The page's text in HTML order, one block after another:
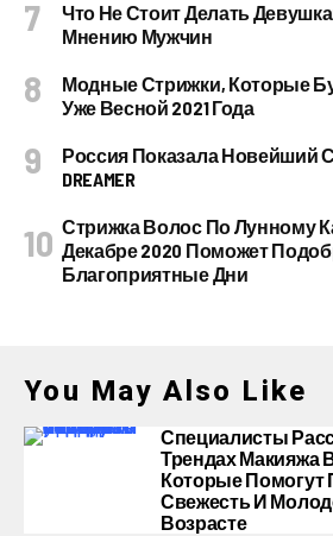
Что Не Стоит Делать
Мнению Мужчин
Модные Стрижки, Которые
Уже Весной 2021 Года
Россия Показала Новейший
DREAMER
Стрижка Волос По Лунному
Декабре 2020 Поможет
Благоприятные Дни
You May Also Like
Специалисты
Трендах Макияжа
Которые Помогут
Свежесть И
Возрасте